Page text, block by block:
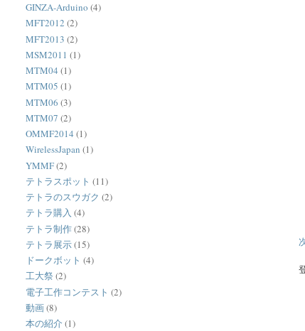
GINZA-Arduino (4)
MFT2012 (2)
MFT2013 (2)
MSM2011 (1)
MTM04 (1)
MTM05 (1)
MTM06 (3)
MTM07 (2)
OMMF2014 (1)
WirelessJapan (1)
YMMF(2)
テトラスポット (11)
テトラのスウガク (2)
テトラ購入 (4)
テトラ制作(28)
テトラ展示(15)
ドークボット (4)
工大祭 (2)
電子工作コンテスト (2)
動画(8)
本の紹介 (1)